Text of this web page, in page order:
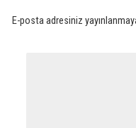
E-posta adresiniz